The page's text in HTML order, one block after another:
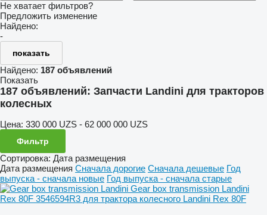
Не хватает фильтров?
Предложить изменение
Найдено:
-
показать
Найдено: 187 объявлений
Показать
187 объявлений: Запчасти Landini для тракторов
колесных
Цена: 330 000 UZS - 62 000 000 UZS
Фильтр
Сортировка: Дата размещения
Дата размещения Сначала дорогие Сначала дешевые Год
выпуска - сначала новые Год выпуска - сначала старые